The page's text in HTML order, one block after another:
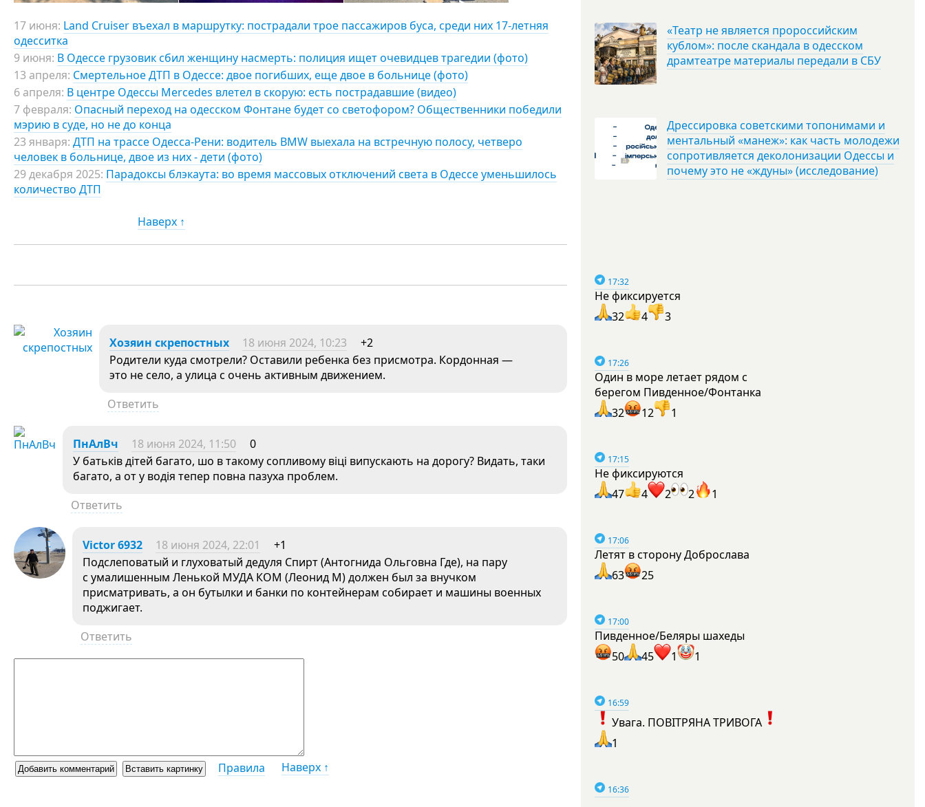
17 июня: Land Cruiser въехал в маршрутку: пострадали трое пассажиров буса, среди них 17-летняя
одесситка
9 июня: В Одессе грузовик сбил женщину насмерть: полиция ищет очевидцев трагедии (фото)
13 апреля: Смертельное ДТП в Одессе: двое погибших, еще двое в больнице (фото)
6 апреля: В центре Одессы Mercedes влетел в скорую: есть пострадавшие (видео)
7 февраля: Опасный переход на одесском Фонтане будет со светофором? Общественники победили
мэрию в суде, но не до конца
23 января: ДТП на трассе Одесса-Рени: водитель BMW выехала на встречную полосу, четверо
человек в больнице, двое из них - дети (фото)
29 декабря 2025: Парадоксы блэкаута: во время массовых отключений света в Одессе уменьшилось
количество ДТП
Наверх ↑
Хозяин скрепостных 18 июня 2024, 10:23
+2
Родители куда смотрели? Оставили ребенка без присмотра. Кордонная —
это не село, а улица с очень активным движением.
Ответить
ПнАлВч 18 июня 2024, 11:50
0
У батьків дітей багато, шо в такому сопливому віці випускають на дорогу? Видать, таки
багато, а от у водія тепер повна пазуха проблем.
Ответить
Victor 6932 18 июня 2024, 22:01
+1
Подслеповатый и глуховатый дедуля Спирт (Антогнида Ольговна Где), на пару
с умалишенным Ленькой МУДА КОМ (Леонид М) должен был за внучком
присматривать, а он бутылки и банки по контейнерам собирает и машины военных
поджигает.
Ответить
Правила Наверх ↑
«Театр не является пророссийским
кублом»: после скандала в одесском
драмтеатре материалы передали в СБУ
Дрессировка советскими топонимами и
ментальный «манеж»: как часть молодежи
сопротивляется деколонизации Одессы и
почему это не «ждуны» (исследование)
17:32
Не фиксируется
32
4 3
17:26
Один в море летает рядом с
берегом Пивденное/Фонтанка
32
12 1
17:15
Не фиксируются
47
4 2 2 1
17:06
Летят в сторону Доброслава
63
25
17:00
Пивденное/Беляры шахеды
50
45 1 1
16:59
Увага. ПОВІТРЯНА ТРИВОГА
1
16:36